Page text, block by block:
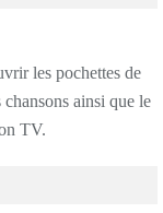
les pochettes de
ainsi que le
TV.